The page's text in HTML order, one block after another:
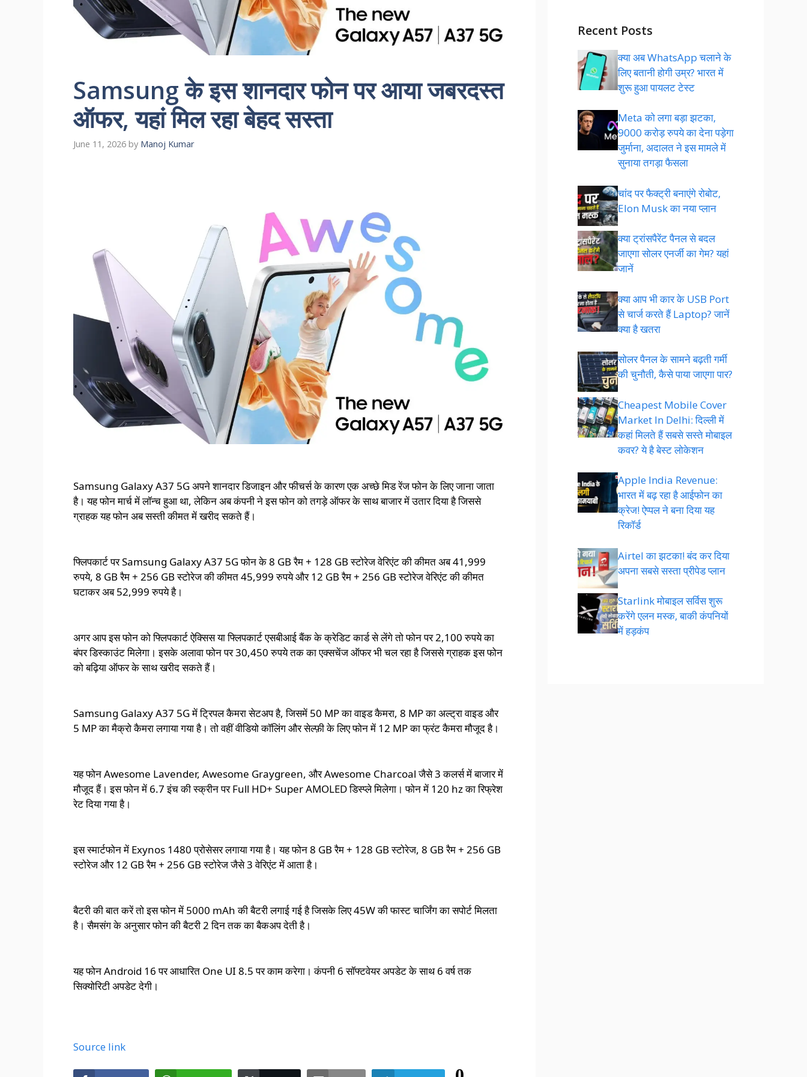
Samsung के इस शानदार फोन पर आया जबरदस्त
ऑफर, यहां मिल रहा बेहद सस्ता
June 11, 2026 by Manoj Kumar
Samsung Galaxy A37 5G अपने शानदार डिजाइन और फीचर्स के कारण एक अच्छे मिड रेंज फोन के लिए जाना जाता
है। यह फोन मार्च में लॉन्च हुआ था, लेकिन अब कंपनी ने इस फोन को तगड़े ऑफर के साथ बाजार में उतार दिया है जिससे
ग्राहक यह फोन अब सस्ती कीमत में खरीद सकते हैं।
फ्लिपकार्ट पर Samsung Galaxy A37 5Gफोन के 8 GB रैम + 128 GB स्टोरेज वेरिएंट की कीमत अब 41,999
रुपये, 8 GB रैम + 256 GB स्टोरेज की कीमत 45,999 रुपये और 12 GB रैम + 256 GB स्टोरेज वेरिएंट की कीमत
घटाकर अब 52,999 रुपये है।
अगर आप इस फोन को फ्लिपकार्ट ऐक्सिस या फ्लिपकार्ट एसबीआई बैंक के क्रेडिट कार्ड से लेंगे तो फोन पर 2,100 रुपये का
बंपर डिस्काउंट मिलेगा।इसके अलावा फोन पर 30,450 रुपये तक का एक्सचेंज ऑफर भी चल रहा है जिससे ग्राहक इस फोन
को बढ़िया ऑफर के साथ खरीद सकते हैं।
Samsung Galaxy A37 5G में ट्रिपल कैमरा सेटअप है, जिसमें 50 MP का वाइड कैमरा, 8 MP का अल्ट्रा वाइड और
5 MP का मैक्रो कैमरा लगाया गया है। तो वहीं वीडियो कॉलिंग और सेल्फ़ी के लिए फोन में 12 MP का फ्रंट कैमरा मौजूद है।
यह फोन Awesome Lavender, Awesome Graygreen, और Awesome Charcoal जैसे 3 कलर्स में बाजार में
मौजूद हैं। इस फोन में 6.7 इंच की स्क्रीन पर Full HD+ Super AMOLED डिस्प्ले मिलेगा। फोन में 120 hz का रिफ्रेश
रेट दिया गया है।
इस स्मार्टफोन में Exynos 1480 प्रोसेसर लगाया गया है। यह फोन 8 GB रैम + 128 GB स्टोरेज, 8 GB रैम + 256 GB
स्टोरेज और 12 GB रैम + 256 GB स्टोरेज जैसे 3 वेरिएंट में आता है।
बैटरी की बात करें तो इस फोन में 5000 mAh की बैटरी लगाई गई है जिसके लिए 45W की फास्ट चार्जिंग का सपोर्ट मिलता
है। सैमसंग के अनुसार फोन की बैटरी 2 दिन तक का बैकअप देती है।
यह फोन Android 16 पर आधारित One UI 8.5 पर काम करेगा। कंपनी 6 सॉफ्टवेयर अपडेट के साथ 6 वर्ष तक
सिक्योरिटी अपडेट देगी।
Source link
Recent Posts
क्या अब WhatsApp चलाने के
लिए बतानी होगी उम्र? भारत में
शुरू हुआ पायलट टेस्ट
Meta को लगा बड़ा झटका,
9000 करोड़ रुपये का देना पड़ेगा
जुर्माना, अदालत ने इस मामले में
सुनाया तगड़ा फैसला
चांद पर फैक्ट्री बनाएंगे रोबोट,
Elon Musk का नया प्लान
क्या ट्रांसपैरेंट पैनल से बदल
जाएगा सोलर एनर्जी का गेम? यहां
जानें
क्या आप भी कार के USB Port
से चार्ज करते हैं Laptop? जानें
क्या है खतरा
सोलर पैनल के सामने बढ़ती गर्मी
की चुनौती, कैसे पाया जाएगा पार?
Cheapest Mobile Cover
Market In Delhi: दिल्ली में
कहां मिलते हैं सबसे सस्ते मोबाइल
कवर? ये है बेस्ट लोकेशन
Apple India Revenue:
भारत में बढ़ रहा है आईफोन का
क्रेज! ऐप्पल ने बना दिया यह
रिकॉर्ड
Airtel का झटका! बंद कर दिया
अपना सबसे सस्ता प्रीपेड प्लान
Starlink मोबाइल सर्विस शुरू
करेंगे एलन मस्क, बाकी कंपनियों
में हड़कंप